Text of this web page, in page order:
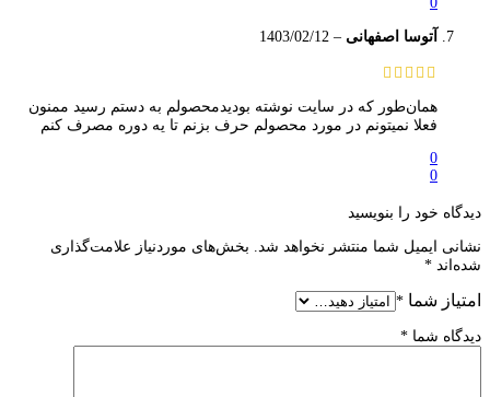
آتوسا اصفهانی –
1403/02/12
همان‌طور که در سایت نوشته بودیدمحصولم به دستم رسید ممنون
فعلا نمیتونم در مورد محصولم حرف بزنم تا یه دوره مصرف کنم
0
0
دیدگاه خود را بنویسید
نشانی ایمیل شما منتشر نخواهد شد.
بخش‌های موردنیاز علامت‌گذاری
شده‌اند *
امتیاز شما *
دیدگاه شما *